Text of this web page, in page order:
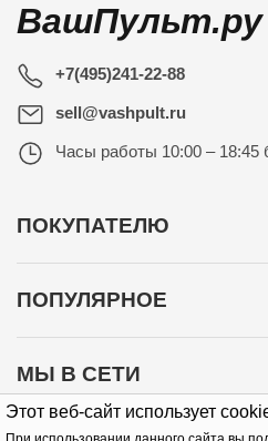
Этот веб-сайт использует
ВашПульт.ру
+7(495)241-22-88
sell@vashpult.ru
Часы работы 10:00 – 18:45
ПОКУПАТЕЛЮ
ПОПУЛЯРНОЕ
МЫ В СЕТИ